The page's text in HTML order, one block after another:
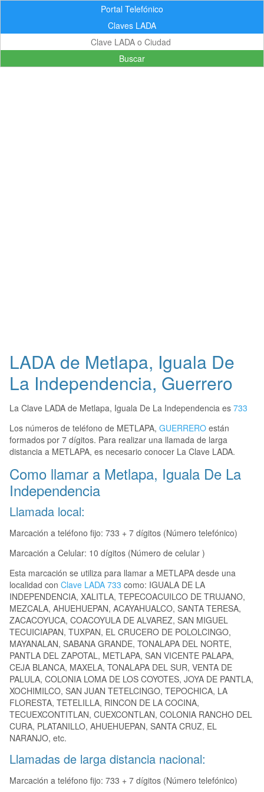
Portal Telefónico
Claves LADA
Buscar
LADA de Metlapa, Iguala De
La Independencia, Guerrero
La Clave LADA de Metlapa, Iguala De La Independencia es 733
Los números de teléfono de METLAPA, GUERRERO están
formados por 7 dígitos. Para realizar una llamada de larga
distancia a METLAPA, es necesario conocer La Clave LADA.
Como llamar a Metlapa, Iguala De La
Independencia
Llamada local:
Marcación a teléfono fijo: 733 + 7 dígitos (Número telefónico)
Marcación a Celular: 10 dígitos (Número de celular )
Esta marcación se utiliza para llamar a METLAPA desde una
localidad con Clave LADA 733 como: IGUALA DE LA
INDEPENDENCIA, XALITLA, TEPECOACUILCO DE TRUJANO,
MEZCALA, AHUEHUEPAN, ACAYAHUALCO, SANTA TERESA,
ZACACOYUCA, COACOYULA DE ALVAREZ, SAN MIGUEL
TECUICIAPAN, TUXPAN, EL CRUCERO DE POLOLCINGO,
MAYANALAN, SABANA GRANDE, TONALAPA DEL NORTE,
PANTLA DEL ZAPOTAL, METLAPA, SAN VICENTE PALAPA,
CEJA BLANCA, MAXELA, TONALAPA DEL SUR, VENTA DE
PALULA, COLONIA LOMA DE LOS COYOTES, JOYA DE PANTLA,
XOCHIMILCO, SAN JUAN TETELCINGO, TEPOCHICA, LA
FLORESTA, TETELILLA, RINCON DE LA COCINA,
TECUEXCONTITLAN, CUEXCONTLAN, COLONIA RANCHO DEL
CURA, PLATANILLO, AHUEHUEPAN, SANTA CRUZ, EL
NARANJO, etc.
Llamadas de larga distancia nacional:
Marcación a teléfono fijo: 733 + 7 dígitos (Número telefónico)